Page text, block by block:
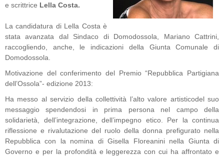
e scrittrice Lella Costa.
La candidatura di Lella Costa è
stata avanzata dal Sindaco di Domodossola, Mariano Cattrini,
raccogliendo, anche, le indicazioni della Giunta Comunale di
Domodossola.
Motivazione del conferimento del Premio “Repubblica Partigiana
dell’Ossola”- edizione 2013:
Ha messo al servizio della collettività l’alto valore artisticodel suo
messaggio spendendosi in prima persona nel campo della
solidarietà, dell’integrazione, dell’impegno etico. Per la continua
riflessione e rivalutazione del ruolo della donna prefigurato nella
Repubblica con la nomina di Gisella Floreanini nella Giunta di
Governo e per la profondità e leggerezza con cui ha affrontato e